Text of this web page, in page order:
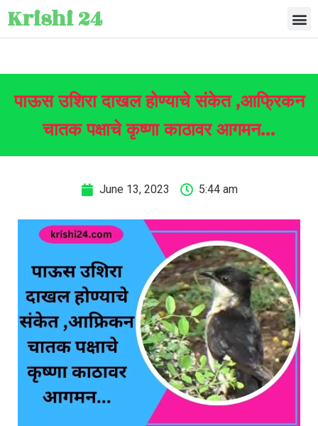
Krishi 24
पाऊस उशिरा दाखल होण्याचे संकेत ,आफ्रिकन
चातक पक्षाचे कृष्णा काठावर आगमन…
June 13, 2023 5:44 am